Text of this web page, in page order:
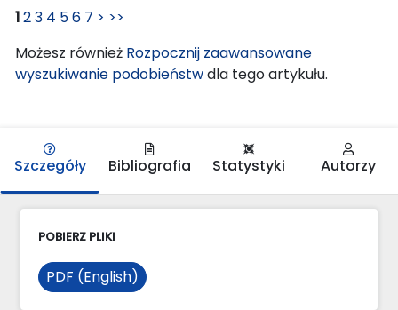
123 4 56 7 > >>
Możesz również Rozpocznij zaawansowane
wyszukiwanie podobieństwdla tego artykułu.
Szczegóły Bibliografia Statystyki Autorzy
POBIERZ PLIKI
PDF (English)